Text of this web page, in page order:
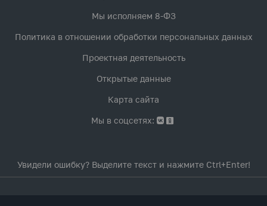
Мы исполняем 8-ФЗ
Политика в отношении обработки персональных данных
Проектная деятельность
Открытые данные
Карта сайта
Мы в соцсетях:
Увидели ошибку? Выделите текст и нажмите Ctrl+Enter!